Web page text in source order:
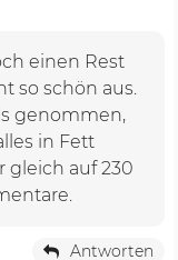
einen Rest
so schön aus.
genommen,
in Fett
gleich auf 230
Antworten